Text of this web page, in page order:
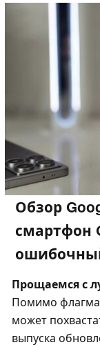
Обзор
смартфон
Прощаемся с
Помимо
может
выпуска